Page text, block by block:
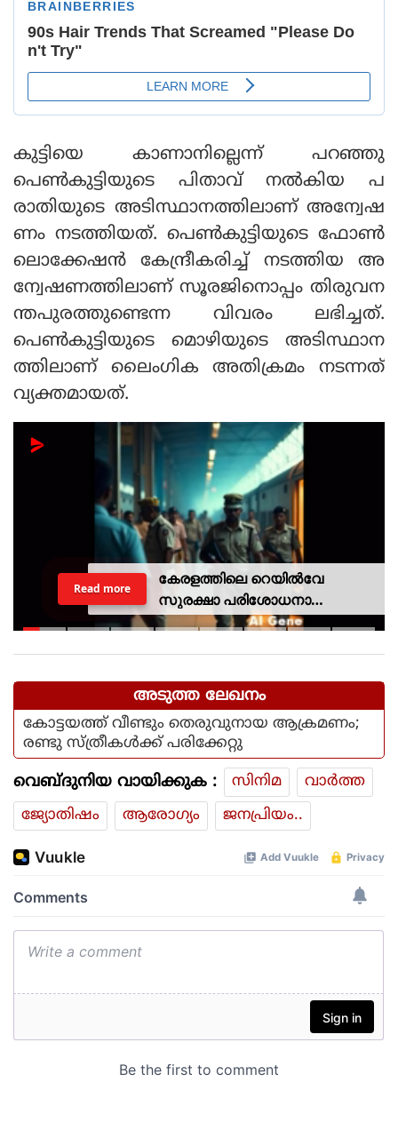
കുട്ടിയെ കാണാനില്ലെന്ന് പറഞ്ഞു
പെണ്‍കുട്ടിയുടെ പിതാവ് നല്‍കിയ പ
രാതിയുടെ അടിസ്ഥാനത്തിലാണ് അന്വേഷ
ണം നടത്തിയത്. പെണ്‍കുട്ടിയുടെ ഫോണ്‍
ലൊക്കേഷന്‍ കേന്ദ്രീകരിച്ച് നടത്തിയ അ
ന്വേഷണത്തിലാണ് സൂരജിനൊപ്പം തിരുവന
ന്തപുരത്തുണ്ടെന്ന വിവരം ലഭിച്ചത്.
പെണ്‍കുട്ടിയുടെ മൊഴിയുടെ അടിസ്ഥാന
ത്തിലാണ് ലൈംഗിക അതിക്രമം നടന്നത്
വ്യക്തമായത്.
കേരളത്തിലെ റെയില്‍വേ
സുരക്ഷാ പരിശോധനാ
ദൗത്യമായ ഓപ്പറേഷന്‍
Read more
അടുത്ത ലേഖനം
കോട്ടയത്ത് വീണ്ടും തെരുവുനായ ആക്രമണം;
രണ്ടു സ്ത്രീകള്‍ക്ക് പരിക്കേറ്റു
വെബ്ദുനിയ വായിക്കുക : സിനിമ
വാര്‍ത്ത
ജ്യോതിഷം
ആരോഗ്യം ജനപ്രിയം..